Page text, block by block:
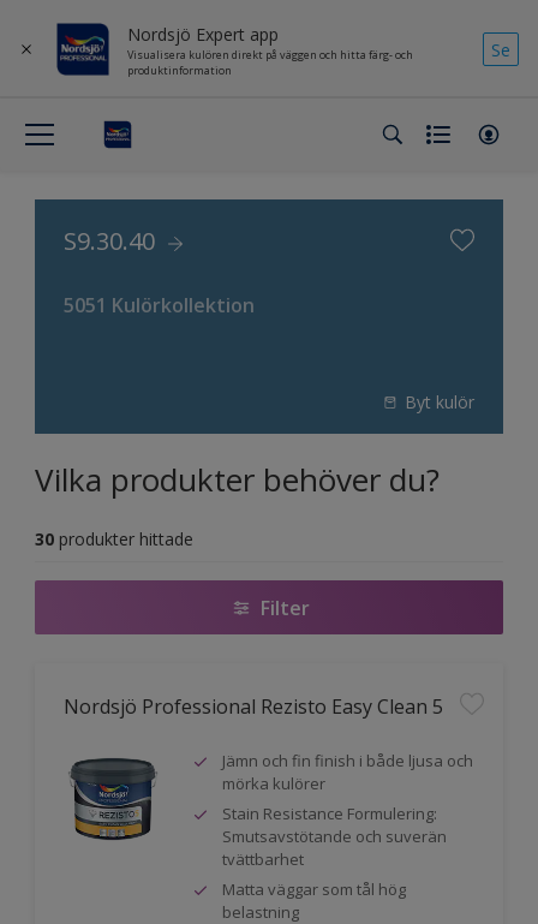
Nordsjö Expert app
Visualisera kulören direkt på väggen och hitta färg- och
produktinformation
Se
S9.30.40
5051 Kulörkollektion
Byt kulör
Vilka produkter behöver du?
30 produkter hittade
Filter
Nordsjö Professional Rezisto Easy Clean 5
Jämn och fin finish i både ljusa och
mörka kulörer
Stain Resistance Formulering:
Smutsavstötande och suverän
tvättbarhet
Matta väggar som tål hög
belastning